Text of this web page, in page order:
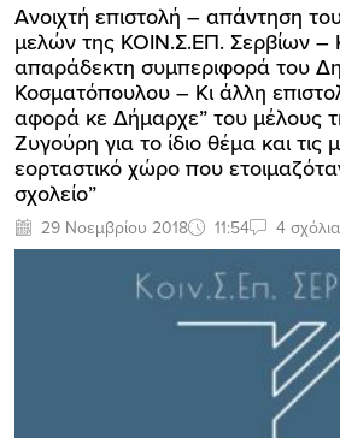
Ανοιχτή επιστολή – απάντηση
μελών της ΚΟΙΝ.Σ.ΕΠ. Σερβίων –
απαράδεκτη συμπεριφορά του
Κοσματόπουλου – Κι άλλη
αφορά κε Δήμαρχε” του μέλους
Ζυγούρη για το ίδιο θέμα και τις
εορταστικό χώρο που
σχολείο”
29 Νοεμβρίου 2018 11:54 4 σχόλια